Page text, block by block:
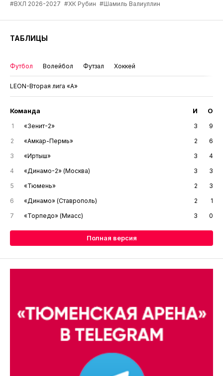
#ВХЛ 2026-2027 #ХК Рубин #Шамиль Валиуллин
ТАБЛИЦЫ
Футбол Волейбол Футзал Хоккей
LEON-Вторая лига «А»
Команда И О
1 «Зенит-2» 3
9
2
«Амкар-Пермь» 2
6
3
«Иртыш» 3
4
4
«Динамо-2» (Москва) 3
3
5
«Тюмень» 2
3
6
«Динамо» (Ставрополь) 2
1
7
«Торпедо» (Миасс) 3 0
Полная версия